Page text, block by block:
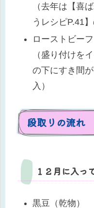
（去年は【喜
うレシピP.41
ローストビーフ
（盛り付けを
の下にすき間
入）
段取りの流れ
１２月に入っ
黒豆（乾物）